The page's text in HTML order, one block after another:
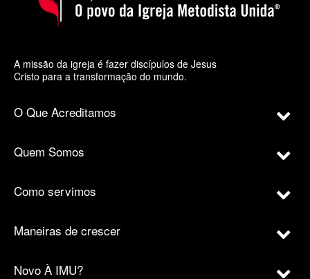
A missão da igreja é fazer discípulos de Jesus
Cristo para a transformação do mundo.
O Que Acreditamos
Quem Somos
Como servimos
Maneiras de crescer
Novo À IMU?